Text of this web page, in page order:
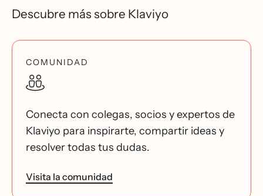
Descubre más sobre Klaviyo
COMUNIDAD
Conecta con colegas, socios y expertos de
Klaviyo para inspirarte, compartir ideas y
resolver todas tus dudas.
Visita la comunidad